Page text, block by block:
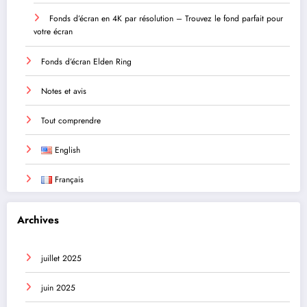
Fonds d’écran en 4K par résolution – Trouvez le fond parfait pour
votre écran
Fonds d’écran Elden Ring
Notes et avis
Tout comprendre
English
Français
Archives
juillet 2025
juin 2025